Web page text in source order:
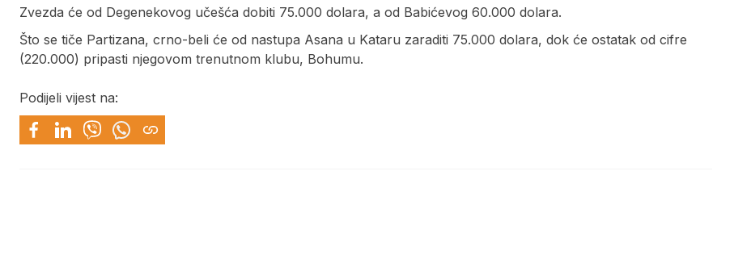
Zvezda će od Degenekovog učešća dobiti 75.000 dolara, a od Babićevog 60.000 dolara.
Što se tiče Partizana, crno-beli će od nastupa Asana u Kataru zaraditi 75.000 dolara, dok će ostatak od cifre
(220.000) pripasti njegovom trenutnom klubu, Bohumu.
Podijeli vijest na: